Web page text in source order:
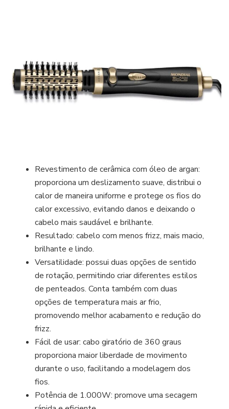
Revestimento de cerâmica com óleo de argan:
proporciona um deslizamento suave, distribui o
calor de maneira uniforme e protege os fios do
calor excessivo, evitando danos e deixando o
cabelo mais saudável e brilhante.
Resultado: cabelo com menos frizz, mais macio,
brilhante e lindo.
Versatilidade: possui duas opções de sentido
de rotação, permitindo criar diferentes estilos
de penteados. Conta também com duas
opções de temperatura mais ar frio,
promovendo melhor acabamento e redução do
frizz.
Fácil de usar: cabo giratório de 360 graus
proporciona maior liberdade de movimento
durante o uso, facilitando a modelagem dos
fios.
Potência de 1.000W: promove uma secagem